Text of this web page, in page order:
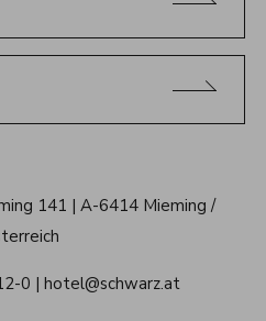
141
A-6414 Mieming /
0 hotel@schwarz.at